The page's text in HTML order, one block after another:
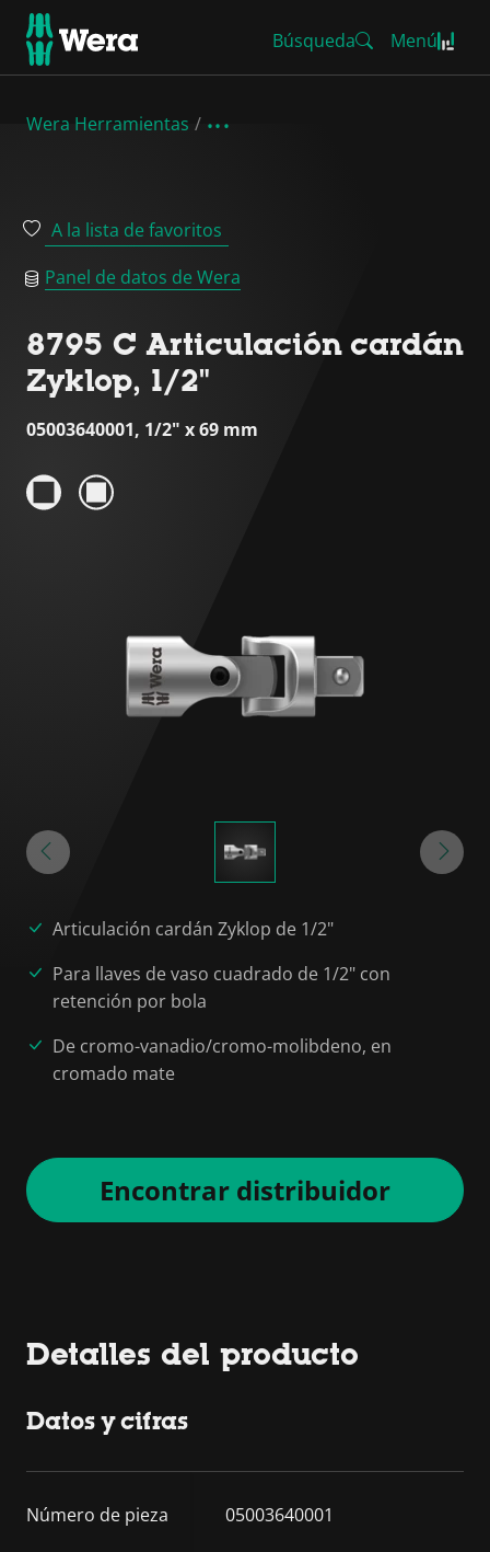
Búsqueda Menú
Wera Herramientas
A la lista de favoritos
Panel de datos de Wera
8795 C Articulación cardán
Zyklop, 1/2"
05003640001, 1/2" x 69 mm
Articulación cardán Zyklop de 1/2"
Para llaves de vaso cuadrado de 1/2" con
retención por bola
De cromo-vanadio/cromo-molibdeno, en
cromado mate
Encontrar distribuidor
Detalles del producto
Datos y cifras
Número de pieza 05003640001